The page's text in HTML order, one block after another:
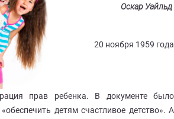
Оскар Уайльд
20 ноября 1959 года
прав ребенка. В документе было
детям счастливое детство». А